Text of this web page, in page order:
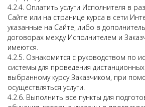
4.2.4. Оплатить услуги Исполнителя в
Сайте или на странице курса в сети
указанные на Сайте, либо в
договорах между Исполнителем и
имеются.
4.2.5. Ознакомится с руководством по
системы для проведения
выбранному курсу Заказчиком, при
осуществляться услуги.
4.2.6. Выполнить все пункты для